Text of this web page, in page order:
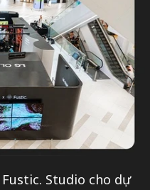
Studio cho dự